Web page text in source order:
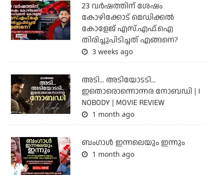
23 വർഷത്തിന് ശേഷം
കോഴിക്കോട് മെഡിക്കൽ
കോളേജ് എസ്.എഫ്.ഐ
തിരിച്ചുപിടിച്ചത് എങ്ങനെ?
3 weeks ago
അടി... അടിയോടടി...
ഇതൊരൊന്നൊന്നര നോബഡി | I
NOBODY | MOVIE REVIEW
1 month ago
ബംഗാള്‍ ഇന്നലെയും ഇന്നും
1 month ago